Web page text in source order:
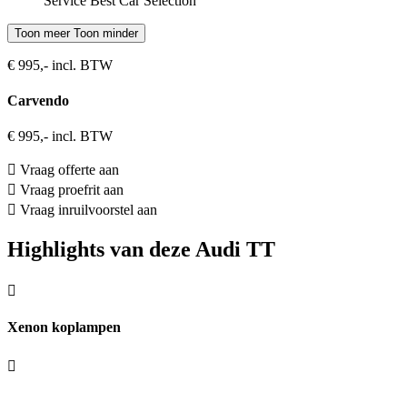
Toon meer Toon minder
€ 995,- incl. BTW
Carvendo
€ 995,- incl. BTW
Vraag offerte aan
Vraag proefrit aan
Vraag inruilvoorstel aan
Highlights van deze Audi TT
Xenon koplampen